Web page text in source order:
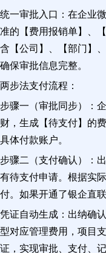
统一审批入口：在企业
准的【费用报销单】、
含【公司】、【部门】
确保审批信息完整。
两步法支付流程：
步骤一（审批同步）：
财，生成【待支付】的
具体付款账户。
步骤二（支付确认）：
有待支付申请。根据实
付。如果开通了银企直
凭证自动生成：出纳确
型对应管理费用，项目
证，实现审批、支付、